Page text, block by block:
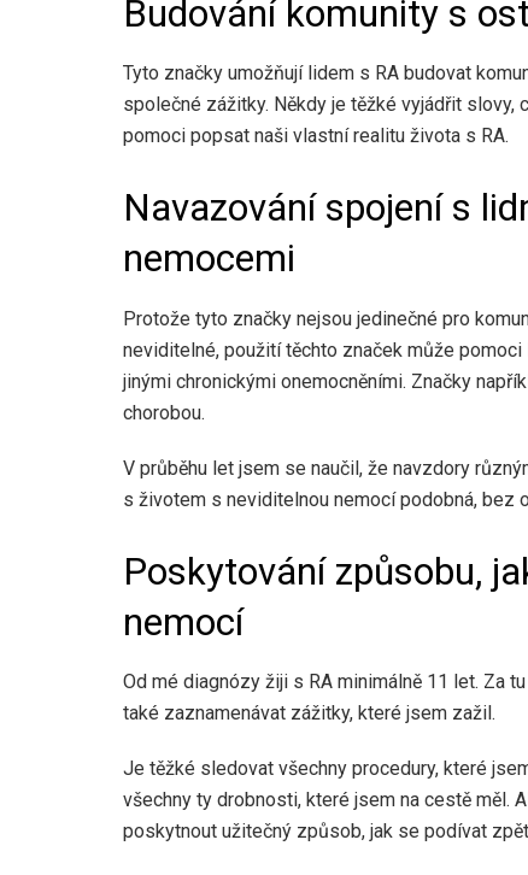
Budování komunity s
Tyto značky umožňují lidem s RA budovat
společné zážitky. Někdy je těžké vyjádřit
pomoci popsat naši vlastní realitu života s RA.
Navazování spojení s
nemocemi
Protože tyto značky nejsou jedinečné pro
neviditelné, použití těchto značek může
jinými chronickými onemocněními. Značky
chorobou.
V průběhu let jsem se naučil, že navzdory
s životem s neviditelnou nemocí podobná, bez
Poskytování způsobu,
nemocí
Od mé diagnózy žiji s RA minimálně 11 let. Za
také zaznamenávat zážitky, které jsem zažil.
Je těžké sledovat všechny procedury, které
všechny ty drobnosti, které jsem na cestě měl.
poskytnout užitečný způsob, jak se podívat